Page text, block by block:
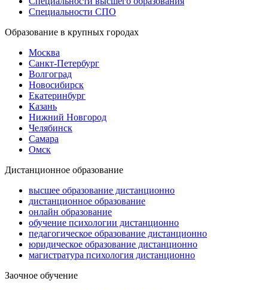
Специальности СПО
Образование в крупных городах
Москва
Санкт-Петербург
Волгоград
Новосибирск
Екатеринбург
Казань
Нижний Новгород
Челябинск
Самара
Омск
Дистанционное образование
высшее образование дистанционно
дистанционное образование
онлайн образование
обучение психологии дистанционно
педагогическое образование дистанционно
юридическое образование дистанционно
магистратура психология дистанционно
Заочное обучение